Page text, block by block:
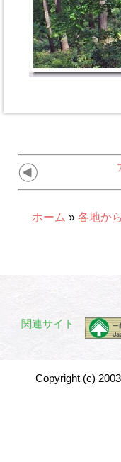
ホーム » 各地か
関連サイト
Copyright (c)